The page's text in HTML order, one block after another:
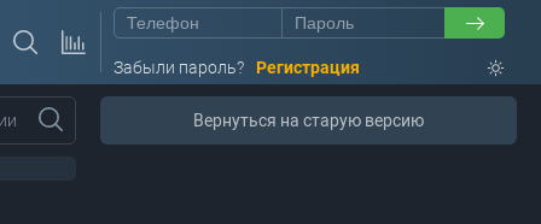
Забыли пароль? Регистрация
Вернуться на старую версию